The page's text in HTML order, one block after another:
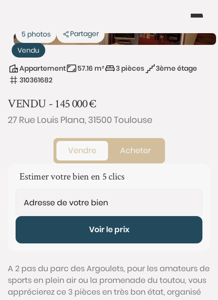
Vendu
5 photos Partager
Appartement 57.16 m² 3 pièces
3ème étage
310361682
VENDU -145 000€
27 Rue Louis Plana, 31500 Toulouse
Vendre Acheter
Estimer votre bien en 5 clics
Voir le prix
A 2 pas du parc des Argoulets, pour les amateurs de
sports en plein air ou la promenade du toutou, vous
apprécierez ce 3 pièces en très bon état, organisé